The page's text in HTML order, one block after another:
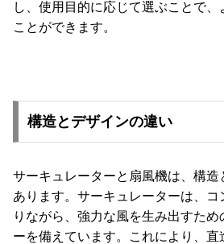
し、使用目的に応じて選ぶことで
ことができます。
構造とデザインの違い
サーキュレーターと扇風機は、構
あります。サーキュレーターは、
りながら、強力な風を生み出すた
ーを備えています。これにより、直